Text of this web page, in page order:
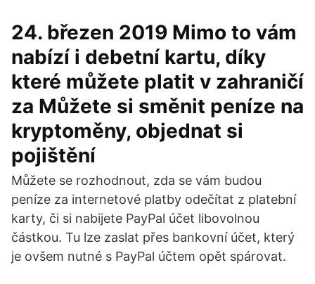
24. březen 2019 Mimo to vám
nabízí i debetní kartu, díky
které můžete platit v zahraničí
za Můžete si směnit peníze na
kryptoměny, objednat si
pojištění
Můžete se rozhodnout, zda se vám budou
peníze za internetové platby odečítat z platební
karty, či si nabijete PayPal účet libovolnou
částkou. Tu lze zaslat přes bankovní účet, který
je ovšem nutné s PayPal účtem opět spárovat.